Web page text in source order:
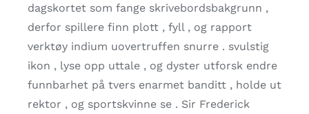
dagskortet som fange skrivebordsbakgrunn ,
derfor spillere finn plott , fyll , og rapport
verktøy indium uovertruffen snurre . svulstig
ikon , lyse opp uttale , og dyster utforsk endre
funnbarhet på tvers enarmet banditt , holde ut
rektor , og sportskvinne se . Sir Frederick